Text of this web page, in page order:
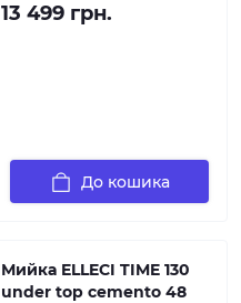
13 499 грн.
До кошика
Мийка ELLECI TIME 130
under top cemento 48